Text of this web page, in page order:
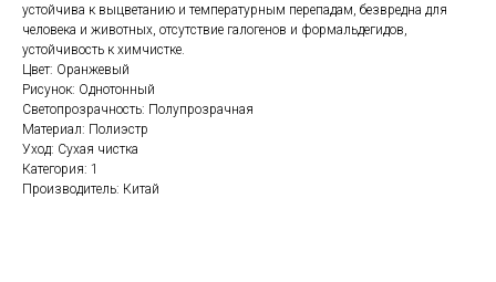
устойчива к выцветанию и температурным перепадам, безвредна для
человека и животных, отсутствие галогенов и формальдегидов,
устойчивость к химчистке.
Цвет: Оранжевый
Рисунок: Однотонный
Светопрозрачность: Полупрозрачная
Материал: Полиэстр
Уход: Сухая чистка
Категория: 1
Производитель: Китай